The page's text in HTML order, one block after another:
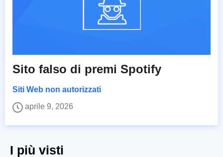
Sito falso di premi Spotify
Siti Web non autorizzati
aprile 9, 2026
I più visti